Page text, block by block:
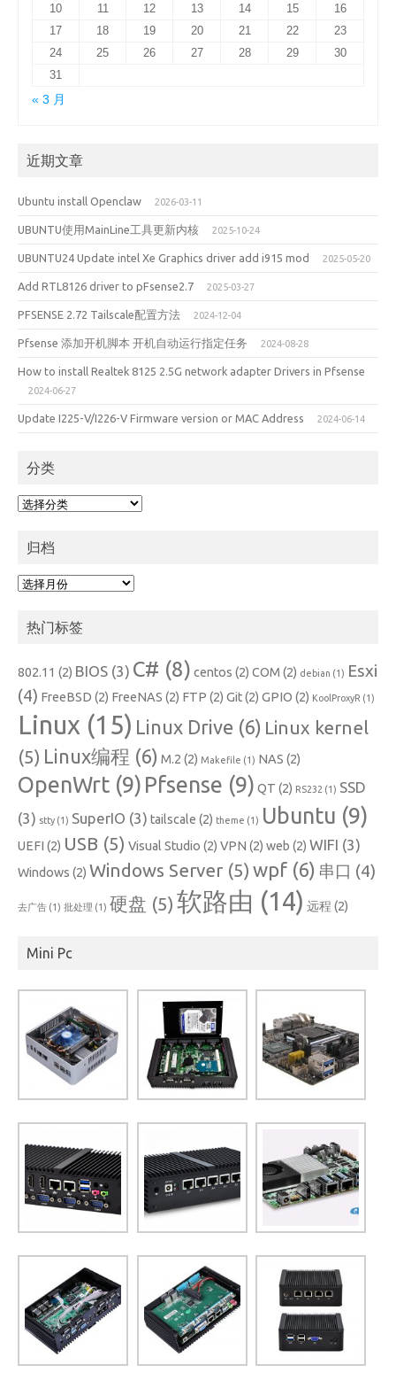
10
11 12 13 14 15
16
17
18 19 20 21 22
23
24
25 26 27 28 29
30
31
« 3 月
近期文章
Ubuntu install Openclaw 2026-03-11
UBUNTU使用MainLine工具更新内核 2025-10-24
UBUNTU24 Update intel Xe Graphics driver add i915 mod 2025-05-20
Add RTL8126 driver to pFsense2.7 2025-03-27
PFSENSE 2.72 Tailscale配置方法 2024-12-04
Pfsense 添加开机脚本 开机自动运行指定任务 2024-08-28
How to install Realtek 8125 2.5G network adapter Drivers in Pfsense
2024-06-27
Update I225-V/I226-V Firmware version or MAC Address 2024-06-14
分类
分
归档
归
热门标签
802.11 (2) BIOS (3) C# (8) centos (2) COM (2) debian (1) Esxi
(4) FreeBSD (2) FreeNAS (2) FTP (2) Git(2) GPIO (2) KoolProxyR (1)
Linux (15) Linux Drive (6) Linux kernel
(5) Linux编程 (6) M.2 (2) Makefile (1) NAS (2)
OpenWrt (9) Pfsense (9) QT (2) RS232 (1) SSD
(3) stty (1) SuperIO (3) tailscale (2) theme (1) Ubuntu (9)
UEFI (2) USB (5) Visual Studio (2) VPN (2) web (2) WIFI (3)
Windows (2) Windows Server (5) wpf (6) 串口 (4)
去广告 (1) 批处理 (1) 硬盘 (5) 软路由 (14) 远程 (2)
Mini Pc